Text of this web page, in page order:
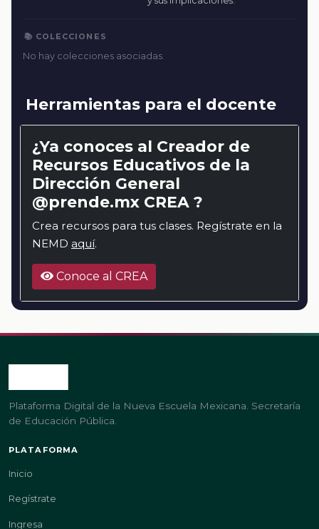
📚 COLECCIONES
No hay colecciones asociadas.
Herramientas para el docente
¿Ya conoces al Creador de
Recursos Educativos de la
Dirección General
@prende.mx CREA ?
Crea recursos para tus clases. Regístrate en la
NEMD aquí.
Conoce al CREA
Plataforma Digital de la Nueva Escuela Mexicana. Secretaría
de Educación Pública.
PLATAFORMA
Inicio
Regístrate
Ingresa